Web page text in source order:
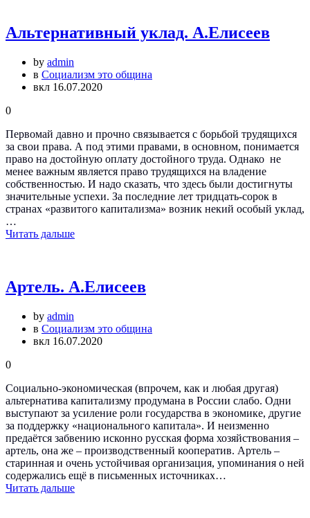
Альтернативный уклад. А.Елисеев
by admin
в Социализм это община
вкл 16.07.2020
0
Первомай давно и прочно связывается с борьбой трудящихся
за свои права. А под этими правами, в основном, понимается
право на достойную оплату достойного труда. Однако не
менее важным является право трудящихся на владение
собственностью. И надо сказать, что здесь были достигнуты
значительные успехи. За последние лет тридцать-сорок в
странах «развитого капитализма» возник некий особый уклад,
…
Читать дальше
Артель. А.Елисеев
by admin
в Социализм это община
вкл 16.07.2020
0
Социально-экономическая (впрочем, как и любая другая)
альтернатива капитализму продумана в России слабо. Одни
выступают за усиление роли государства в экономике, другие
за поддержку «национального капитала». И неизменно
предаётся забвению исконно русская форма хозяйствования –
артель, она же – производственный кооператив. Артель –
старинная и очень устойчивая организация, упоминания о ней
содержались ещё в письменных источниках…
Читать дальше